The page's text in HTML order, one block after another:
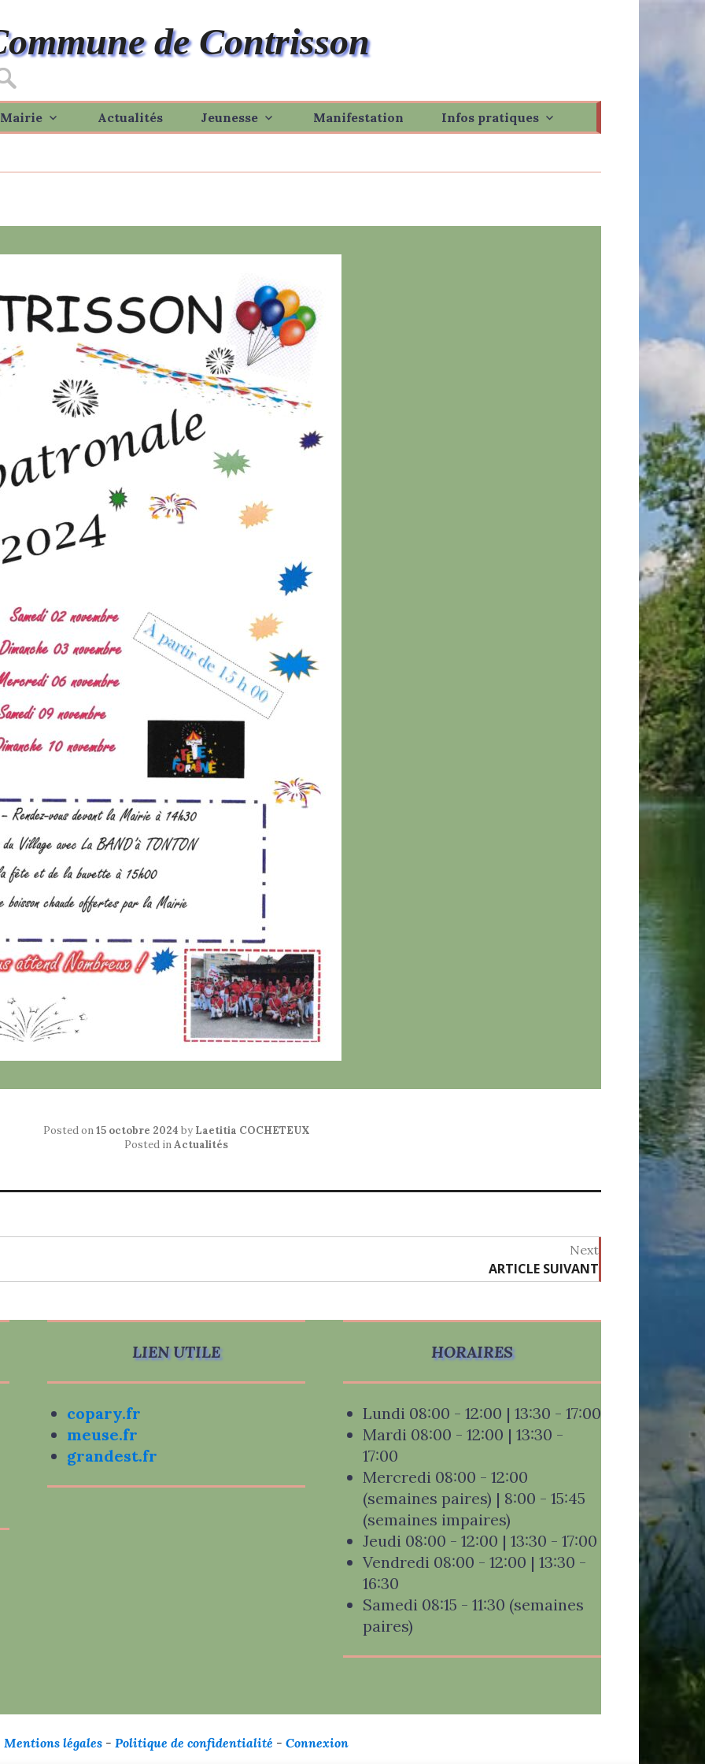
de Contrisson
Mairie Actualités Jeunesse Manifestation Infos pratiques
Posted on15 octobre 2024 by Laetitia COCHETEUX
Posted inActualités
Next
post:
ARTICLE SUIVANT
LIEN UTILE
copary.fr
meuse.fr
grandest.fr
HORAIRES
Lundi 08:00 - 12:00 | 13:30 - 17:00
Mardi 08:00 - 12:00 | 13:30 -
17:00
Mercredi 08:00 - 12:00
(semaines paires) | 8:00 - 15:45
(semaines impaires)
Jeudi 08:00 - 12:00 | 13:30 - 17:00
Vendredi 08:00 - 12:00 | 13:30 -
16:30
Samedi 08:15 - 11:30 (semaines
paires)
Mentions légales - Politique de confidentialité - Connexion